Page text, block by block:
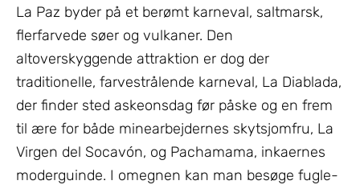
La Paz byder på et berømt karneval, saltmarsk,
flerfarvede søer og vulkaner. Den
altoverskyggende attraktion er dog der
traditionelle, farvestrålende karneval, La Diablada,
der finder sted askeonsdag før påske og en frem
til ære for både minearbejdernes skytsjomfru, La
Virgen del Socavón, og Pachamama, inkaernes
moderguinde. I omegnen kan man besøge fugle-